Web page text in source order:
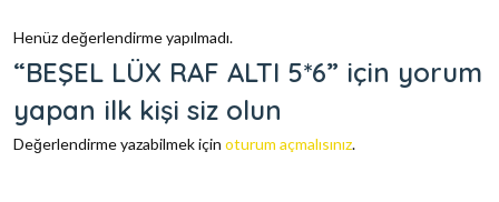
Henüz değerlendirme yapılmadı.
“BEŞEL LÜX RAF ALTI 5*6” için yorum
yapan ilk kişi siz olun
Değerlendirme yazabilmek için oturum açmalısınız.